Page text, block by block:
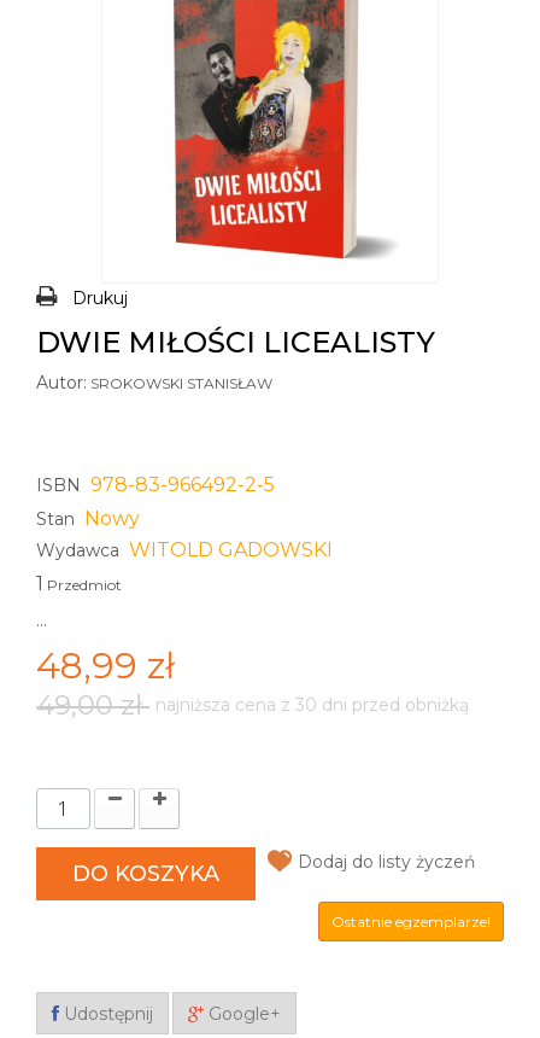
Drukuj
DWIE MIŁOŚCI LICEALISTY
Autor: SROKOWSKI STANISŁAW
ISBN 978-83-966492-2-5
Stan Nowy
Wydawca WITOLD GADOWSKI
1 Przedmiot
...
48,99 zł
49,00 zł najniższa cena z 30 dni przed obniżką
DO KOSZYKA Dodaj do listy życzeń
Ostatnie egzemplarze!
Udostępnij Google+